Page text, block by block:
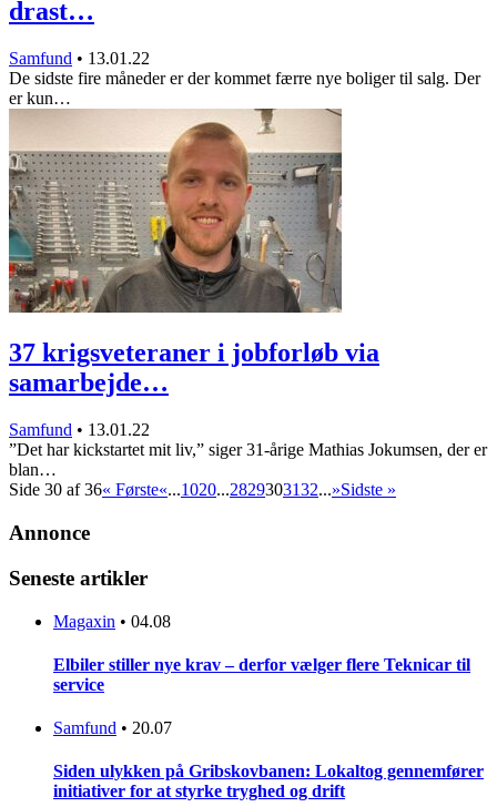
drast…
Samfund • 13.01.22
De sidste fire måneder er der kommet færre nye boliger til salg. Der
er kun…
37 krigsveteraner i jobforløb via
samarbejde…
Samfund • 13.01.22
”Det har kickstartet mit liv,” siger 31-årige Mathias Jokumsen, der er
blan…
Side 30 af 36« Første«...1020...2829303132...»Sidste »
Annonce
Seneste artikler
Magaxin • 04.08
Elbiler stiller nye krav – derfor vælger flere Teknicar til
service
Samfund • 20.07
Siden ulykken på Gribskovbanen: Lokaltog gennemfører
initiativer for at styrke tryghed og drift